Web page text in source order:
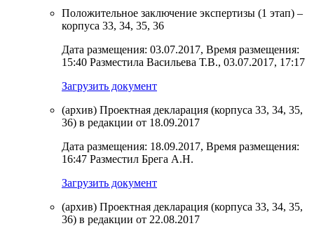
Положительное заключение экспертизы (1 этап) –
корпуса 33, 34, 35, 36
Дата размещения: 03.07.2017, Время размещения:
15:40 Разместила Васильева Т.В., 03.07.2017, 17:17
Загрузить документ
(архив) Проектная декларация (корпуса 33, 34, 35,
36) в редакции от 18.09.2017
Дата размещения: 18.09.2017, Время размещения:
16:47 Разместил Брега А.Н.
Загрузить документ
(архив) Проектная декларация (корпуса 33, 34, 35,
36) в редакции от 22.08.2017